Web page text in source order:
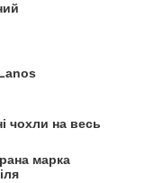
чохли на весь
марка